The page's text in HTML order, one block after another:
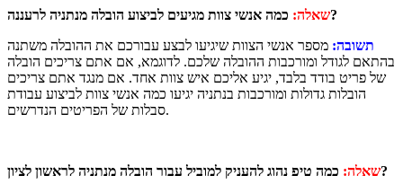
שאלה:כמה אנשי צוות מגיעים לביצוע הובלה מנתניה לרעננה?
תשובה: מספר אנשי הצוות שיגיעו לבצע עבורכם את ההובלה משתנה
בהתאם לגודל ומורכבות ההובלה שלכם. לדוגמא, אם אתם צריכים הובלה
של פריט בודד בלבד, יגיע אליכם איש צוות אחד. אם מנגד אתם צריכים
הובלות גדולות ומורכבות בנתניה יגיעו כמה אנשי צוות לביצוע עבודת
סבלות של הפריטים הנדרשים.
שאלה:כמה טיפ נהוג להעניק למוביל עבור הובלה מנתניה לראשון לציון?